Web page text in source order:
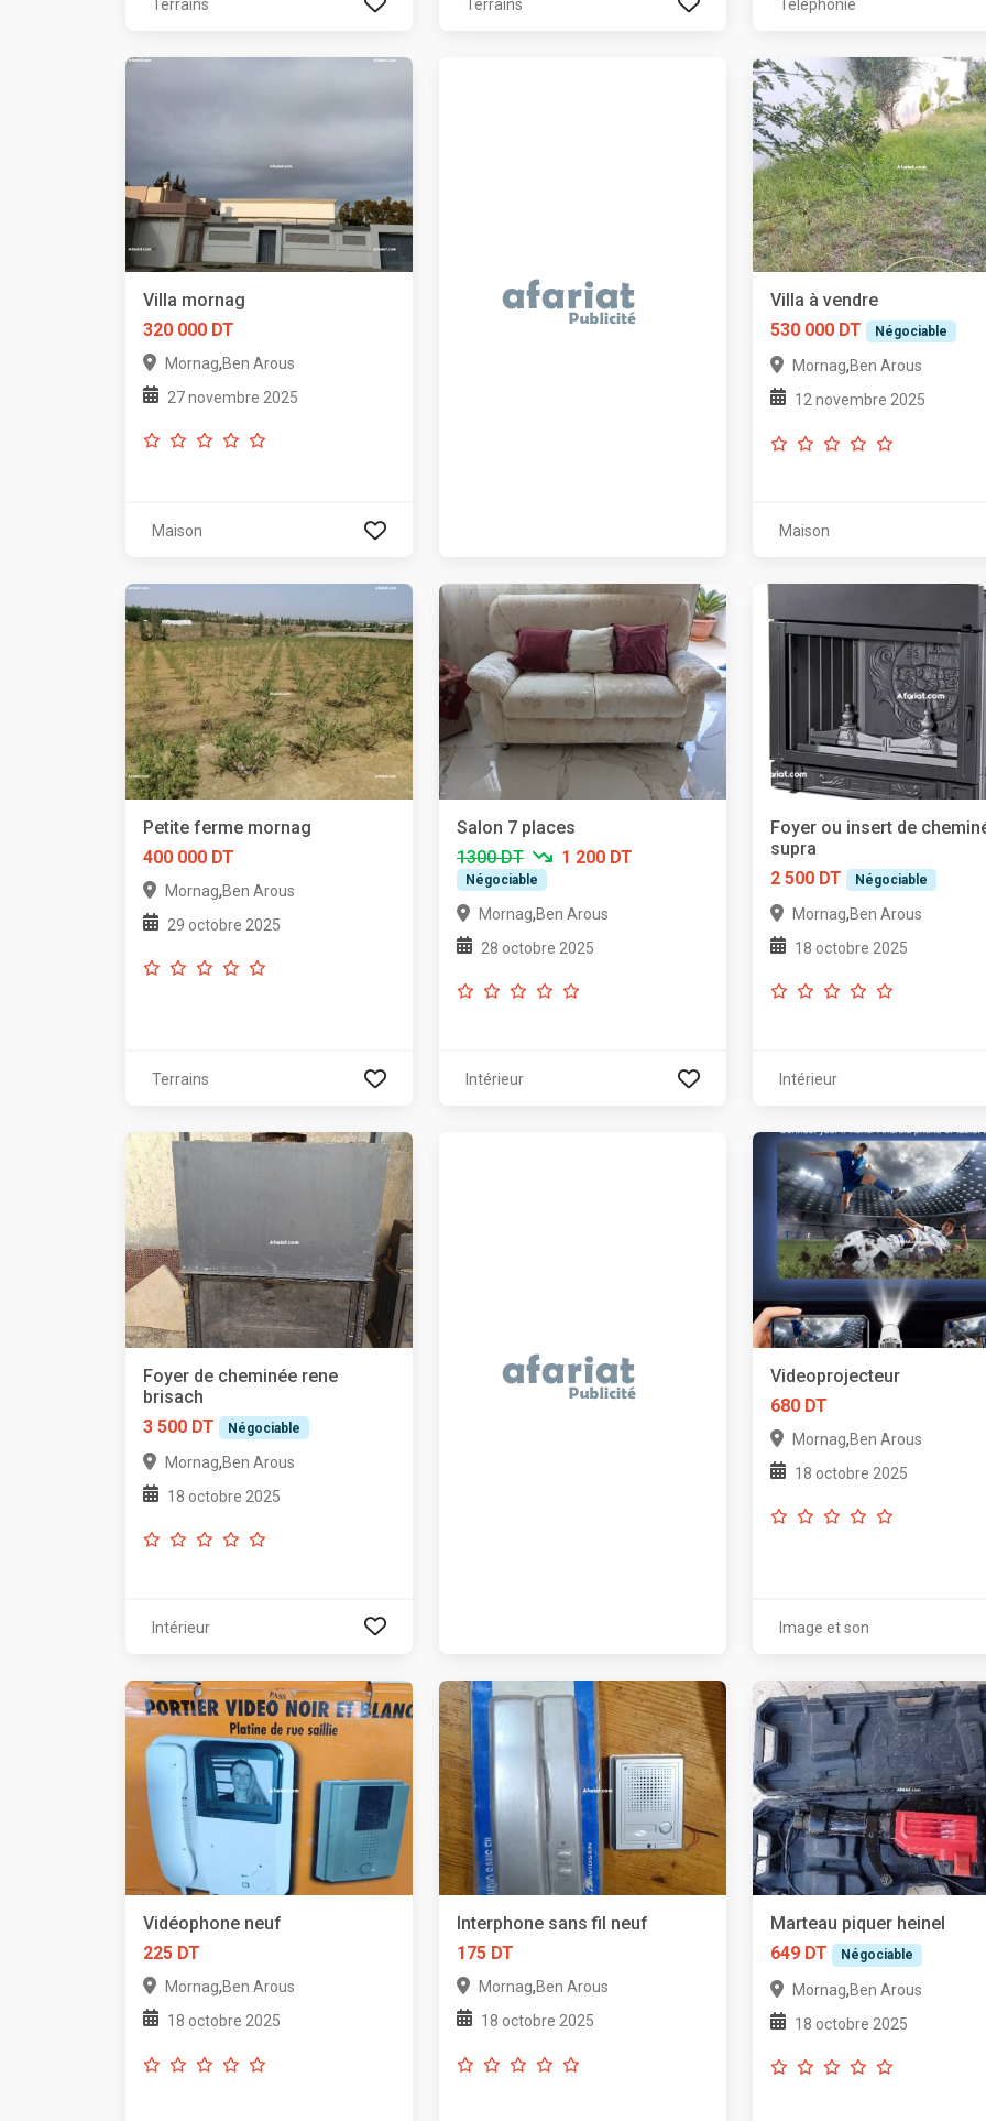
Terrains Terrains Téléphonie
Villa mornag
320 000 DT
Mornag,Ben Arous
27 novembre 2025
Maison
Villa à vendre
530 000 DT
Négociable
Mornag,Ben Arous
12 novembre 2025
Maison
Petite ferme mornag
400 000 DT
Mornag,Ben Arous
29 octobre 2025
Terrains
Salon 7 places
1300 DT
1 200 DT
Négociable
Mornag,Ben Arous
28 octobre 2025
Intérieur
Foyer ou insert de
supra
2 500 DT
Négociable
Mornag,Ben Arous
18 octobre 2025
Intérieur
Foyer de cheminée rene
brisach
3 500 DT
Négociable
Mornag,Ben Arous
18 octobre 2025
Intérieur
Videoprojecteur
680 DT
Mornag,Ben Arous
18 octobre 2025
Image et son
Vidéophone neuf
225 DT
Mornag,Ben Arous
18 octobre 2025
Interphone sans fil neuf
175 DT
Mornag,Ben Arous
18 octobre 2025
Marteau piquer heinel
649 DT
Négociable
Mornag,Ben Arous
18 octobre 2025